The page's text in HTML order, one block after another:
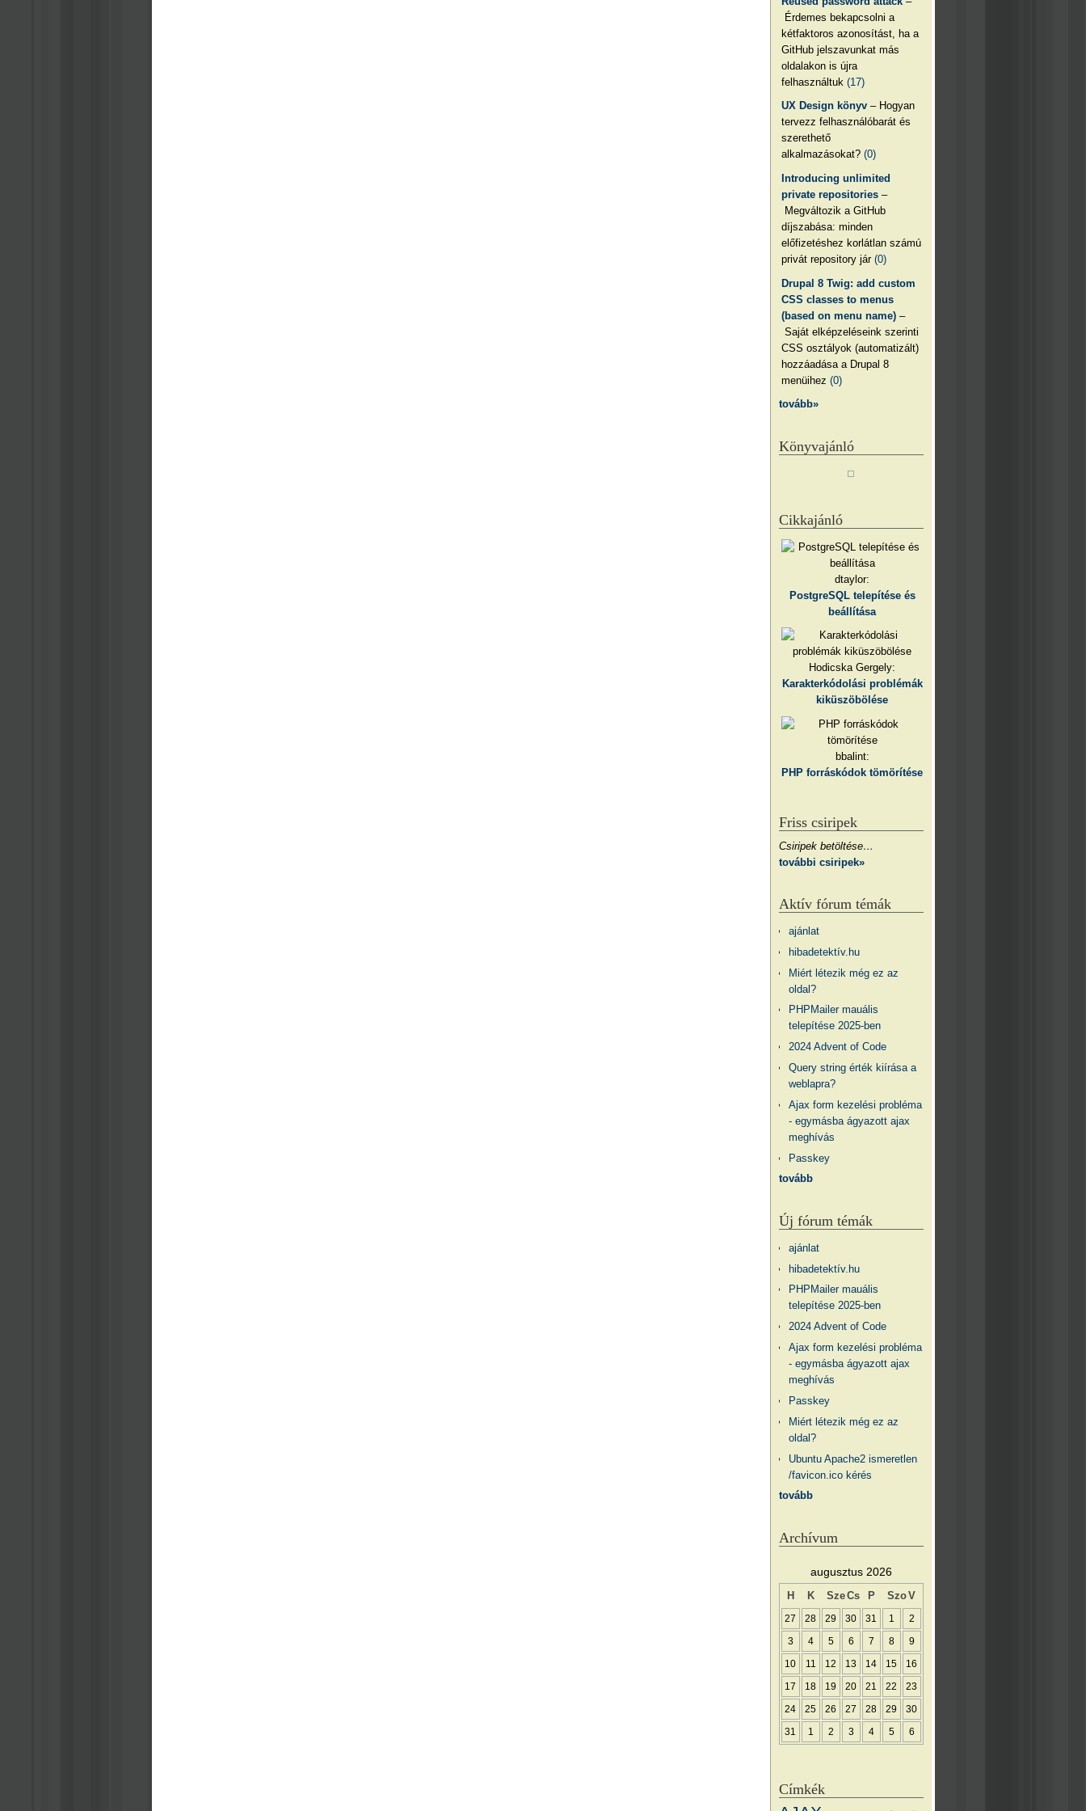
Érdemes bekapcsolni a
kétfaktoros azonosítást, ha a
GitHub jelszavunkat más
oldalakon is újra
felhasználtuk(17)
UX Design könyv – Hogyan
tervezz felhasználóbarát és
szerethető
alkalmazásokat?(0)
Introducing unlimited
private repositories –
Megváltozik a GitHub
díjszabása: minden
előfizetéshez korlátlan számú
privát repository jár(0)
Drupal 8 Twig: add custom
CSS classes to menus
(based on menu name) –
Saját elképzeléseink szerinti
CSS osztályok (automatizált)
hozzáadása a Drupal 8
menüihez(0)
tovább»
Könyvajánló
Cikkajánló
dtaylor:
PostgreSQL telepítése és
beállítása
Hodicska Gergely:
Karakterkódolási problémák
kiküszöbölése
bbalint:
PHP forráskódok tömörítése
Friss csiripek
Csiripek betöltése…
további csiripek»
Aktív fórum témák
ajánlat
hibadetektív.hu
Miért létezik még ez az
oldal?
PHPMailer mauális
telepítése 2025-ben
2024 Advent of Code
Query string érték kiírása a
weblapra?
Ajax form kezelési probléma
- egymásba ágyazott ajax
meghívás
Passkey
tovább
Új fórum témák
ajánlat
hibadetektív.hu
PHPMailer mauális
telepítése 2025-ben
2024 Advent of Code
Ajax form kezelési probléma
- egymásba ágyazott ajax
meghívás
Passkey
Miért létezik még ez az
oldal?
Ubuntu Apache2 ismeretlen
/favicon.ico kérés
tovább
Archívum
augusztus 2026
H K SzeCs P SzoV
27 28 29 30 31 1 2
3 4 5 6 7 8 9
10 11 12 13 14 15 16
17 18 19 20 21 22 23
24 25 26 27 28 29 30
31 1 2 3 4 5 6
Címkék